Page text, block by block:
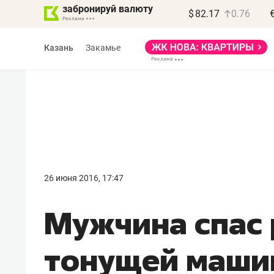
забронируй валюту $ 82.17 0.76
Казань Закамье
26 июня 2016, 17:47
Мужчина спас
тонущей
правил, бизнес может
потерять минимум
полгода»